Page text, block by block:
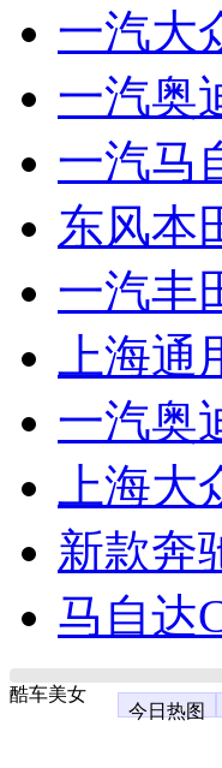
一汽大
一汽奥
一汽马
东风本
一汽丰
上海
一汽奥
上海
新款奔
马自达
酷车美女
今日热图